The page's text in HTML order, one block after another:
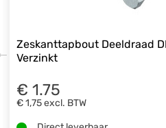
Zeskanttapbout Deeldraad
Verzinkt
€ 1.75
€ 1,75excl. BTW